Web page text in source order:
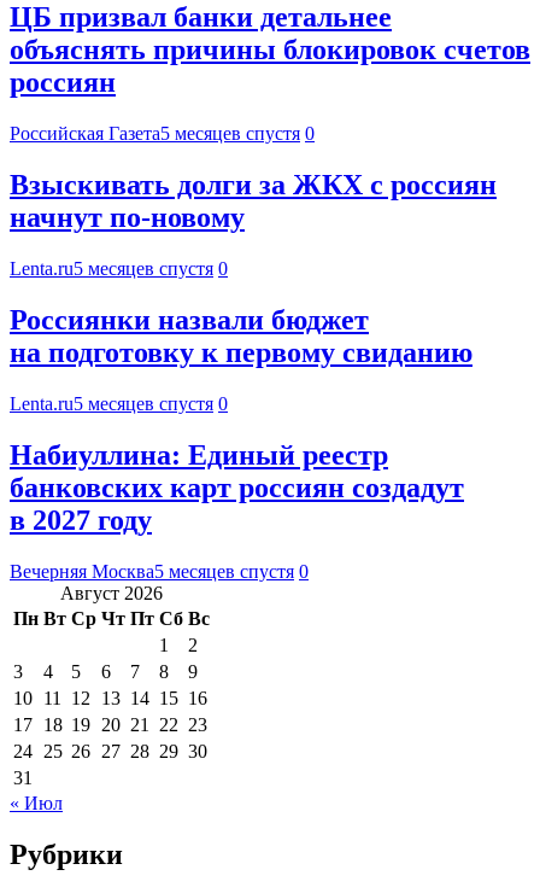
ЦБ призвал банки детальнее
объяснять причины блокировок счетов
россиян
Российская Газета5 месяцев спустя 0
Взыскивать долги за ЖКХ с россиян
начнут по-новому
Lenta.ru5 месяцев спустя 0
Россиянки назвали бюджет
на подготовку к первому свиданию
Lenta.ru5 месяцев спустя 0
Набиуллина: Единый реестр
банковских карт россиян создадут
в 2027 году
Вечерняя Москва5 месяцев спустя 0
Август 2026
Пн Вт Ср Чт Пт Сб Вс
1
2
3
4 5 6 7 8
9
10 11 12 13 14 15 16
17 18 19 20 21 22 23
24 25 26 27 28 29 30
31
« Июл
Рубрики